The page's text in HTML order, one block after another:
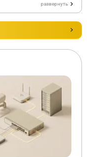
развернуть